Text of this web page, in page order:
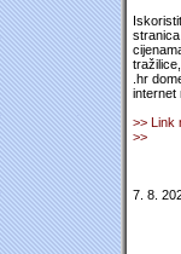
.hr
internet
>> Link
>>
7. 8.